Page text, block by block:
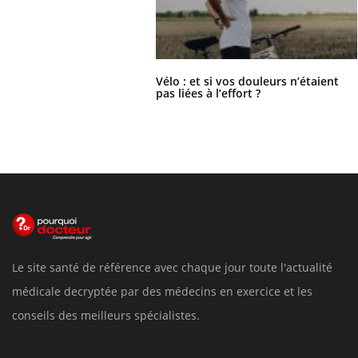
Vélo : et si vos douleurs n’étaient
pas liées à l’effort ?
Le site santé de référence avec chaque jour toute l'actualité
médicale decryptée par des médecins en exercice et les
conseils des meilleurs spécialistes.